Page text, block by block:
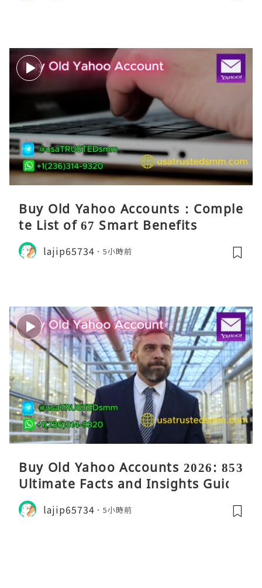
Buy Old Yahoo Accounts : Comple
te List of 67 Smart Benefits
lajip65734 5小時前
Buy Old Yahoo Accounts 2026: 853
Ultimate Facts and Insights Guide
lajip65734 5小時前